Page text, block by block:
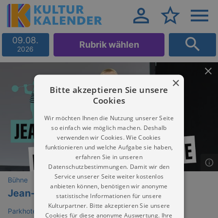
09.08.
2026 Rubrik wählen
Bühne
Jean-Philippe Kindler
Parkhotel Weißer Hirsch Dresden
×
Bitte akzeptieren Sie unsere
Cookies
Wir möchten Ihnen die Nutzung unserer Seite
so einfach wie möglich machen. Deshalb
verwenden wir Cookies. Wie Cookies
funktionieren und welche Aufgabe sie haben,
erfahren Sie in unseren
Datenschutzbestimmungen. Damit wir den
Service unserer Seite weiter kostenlos
anbieten können, benötigen wir anonyme
statistische Informationen für unsere
Kulturpartner. Bitte akzeptieren Sie unsere
Cookies für diese anonyme Auswertung. Ihre